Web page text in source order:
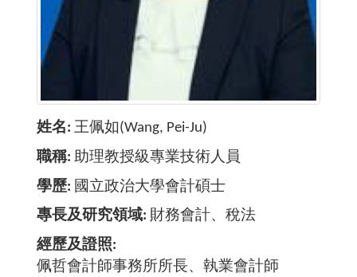
姓名 王佩如(Wang, Pei-Ju)
職稱 助理教授級專業技術人員
學歷
國立政治大學會計碩士
專長及研究領域 財務會計、稅法
經歷及證照
佩哲會計師事務所所長、執業會計師